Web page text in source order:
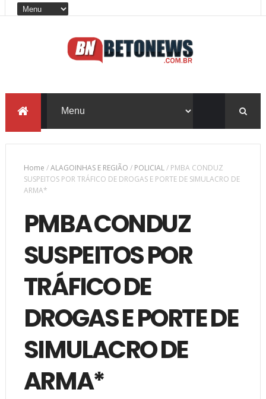
Home /ALAGOINHAS E REGIÃO / POLICIAL/ PMBA CONDUZ
SUSPEITOS POR TRÁFICO DE DROGAS E PORTE DE SIMULACRO DE
ARMA*
PMBA CONDUZ
SUSPEITOS POR
TRÁFICO DE
DROGAS E PORTE DE
SIMULACRO DE
ARMA*